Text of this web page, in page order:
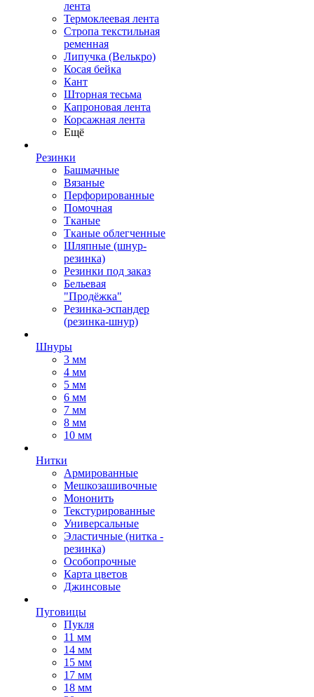
лента
Термоклеевая лента
Стропа текстильная
ременная
Липучка (Велькро)
Косая бейка
Кант
Шторная тесьма
Капроновая лента
Корсажная лента
Ещё
Резинки
Башмачные
Вязаные
Перфорированные
Помочная
Тканые
Тканые облегченные
Шляпные (шнур-
резинка)
Резинки под заказ
Бельевая
"Продёжка"
Резинка-эспандер
(резинка-шнур)
Шнуры
3 мм
4 мм
5 мм
6 мм
7 мм
8 мм
10 мм
Нитки
Армированные
Мешкозашивочные
Мононить
Текстурированные
Универсальные
Эластичные (нитка -
резинка)
Особопрочные
Карта цветов
Джинсовые
Пуговицы
Пукля
11 мм
14 мм
15 мм
17 мм
18 мм